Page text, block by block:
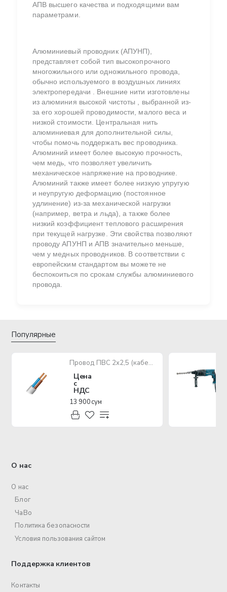
АПВ высшего качества и подходящими вам
параметрами.
Алюминиевый проводник (АПУНП),
представляет собой тип высокопрочного
многожильного или одножильного провода,
обычно используемого в воздушных линиях
электропередачи . Внешние нити изготовлены
из алюминия высокой чистоты , выбранной из-
за его хорошей проводимости, малого веса и
низкой стоимости. Центральная нить
алюминиевая для дополнительной силы,
чтобы помочь поддержать вес проводника.
Алюминий имеет более высокую прочность,
чем медь, что позволяет увеличить
механическое напряжение на проводнике.
Алюминий также имеет более низкую упругую
и неупругую деформацию (постоянное
удлинение) из-за механической нагрузки
(например, ветра и льда), а также более
низкий коэффициент теплового расширения
при текущей нагрузке. Эти свойства позволяют
проводу АПУНП и АПВ значительно меньше,
чем у медных проводников. В соответствии с
европейским стандартом вы можете не
беспокоиться по срокам службы алюминиевого
провода.
Популярные
Провод ПВС 2х2,5 (кабель медный многожильный)
Цена
с
НДС
13 900 сум
О нас
О нас
Блог
ЧаВо
Политика безопасности
Условия пользования сайтом
Поддержка клиентов
Контакты